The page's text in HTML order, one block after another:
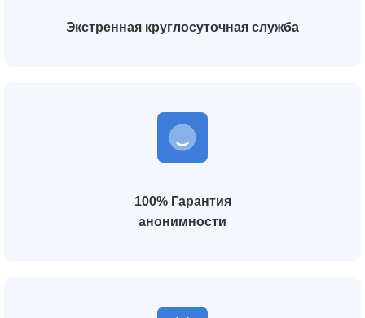
Экстренная круглосуточная служба
100% Гарантия
анонимности